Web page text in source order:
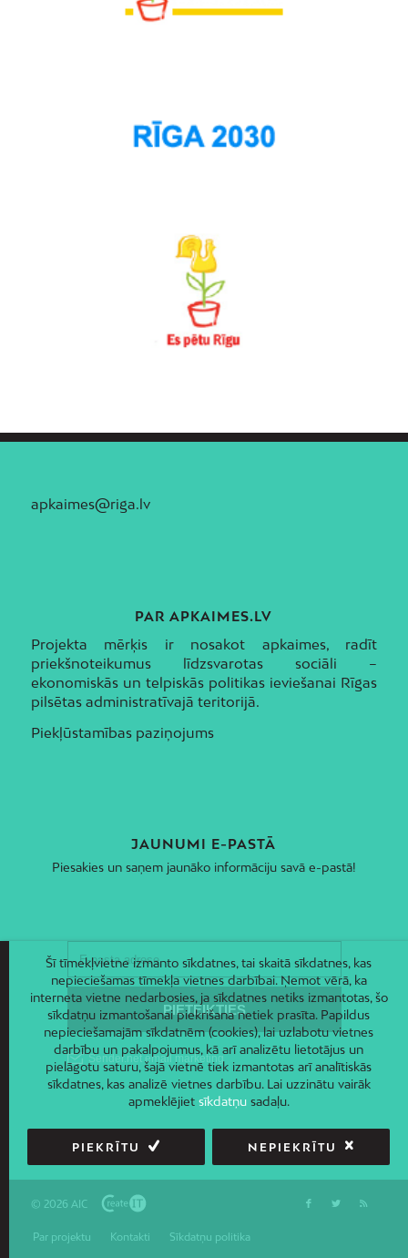
apkaimes@riga.lv
PAR APKAIMES.LV
Projekta mērķis ir nosakot apkaimes, radīt
priekšnoteikumus līdzsvarotas sociāli –
ekonomiskās un telpiskās politikas ieviešanai Rīgas
pilsētas administratīvajā teritorijā.
Piekļūstamības paziņojums
JAUNUMI E-PASTĀ
Piesakies un saņem jaunāko informāciju savā e-pastā!
© 2026 AIC
Par projektu Kontakti Sīkdatņu politika
Šī tīmekļvietne izmanto sīkdatnes, tai skaitā sīkdatnes, kas
nepieciešamas tīmekļa vietnes darbībai. Ņemot vērā, ka
interneta vietne nedarbosies, ja sīkdatnes netiks izmantotas, šo
sīkdatņu izmantošanai piekrišana netiek prasīta. Papildus
nepieciešamajām sīkdatnēm (cookies), lai uzlabotu vietnes
darbību un pakalpojumus, kā arī analizētu lietotājus un
pielāgotu saturu, šajā vietnē tiek izmantotas arī analītiskās
sīkdatnes, kas analizē vietnes darbību. Lai uzzinātu vairāk
apmeklējiet sīkdatņusadaļu.
PIEKRĪTU NEPIEKRĪTU